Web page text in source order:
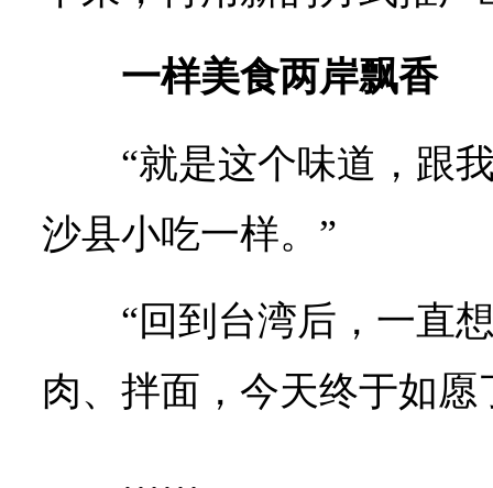
一样美食两岸飘香
“就是这个味道，跟
沙县小吃一样。”
“回到台湾后，一直
肉、拌面，今天终于如愿
……